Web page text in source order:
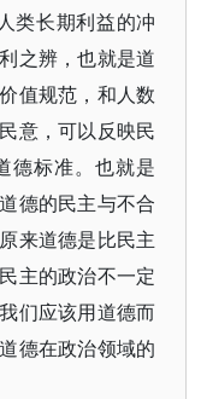
类长期利益的冲
之辨，也就是道
值规范，和人数
意，可以反映民
德标准。也就是
德的民主与不合
来道德是比民主
主的政治不一定
们应该用道德而
德在政治领域的